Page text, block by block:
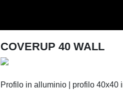
COVERUP 40 WALL
Profilo in alluminio | profilo 40x40